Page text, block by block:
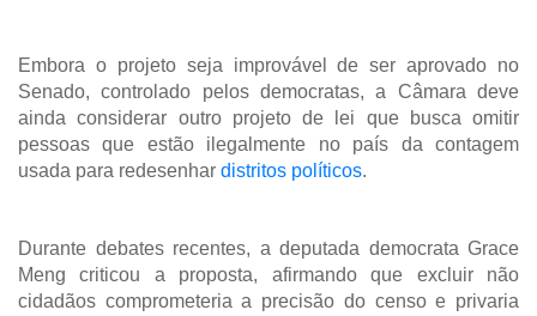
Embora o projeto seja improvável de ser aprovado no
Senado, controlado pelos democratas, a Câmara deve
ainda considerar outro projeto de lei que busca omitir
pessoas que estão ilegalmente no país da contagem
usada para redesenhar distritos políticos.
Durante debates recentes, a deputada democrata Grace
Meng criticou a proposta, afirmando que excluir não
cidadãos comprometeria a precisão do censo e privaria